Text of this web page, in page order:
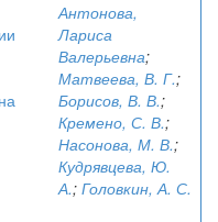
Антонова,
Лариса
Валерьевна;
Матвеева, В. Г.;
Борисов, В. В.;
Кремено, С. В.;
Насонова, М. В.;
Кудрявцева, Ю.
А.; Головкин, А. С.